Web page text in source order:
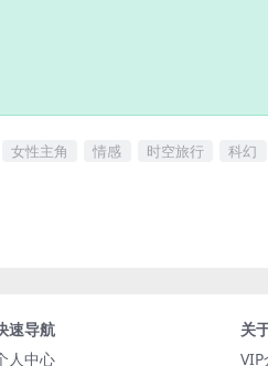
女性主角 情感 时空旅行 科幻
速导航
人中心
关
VIP